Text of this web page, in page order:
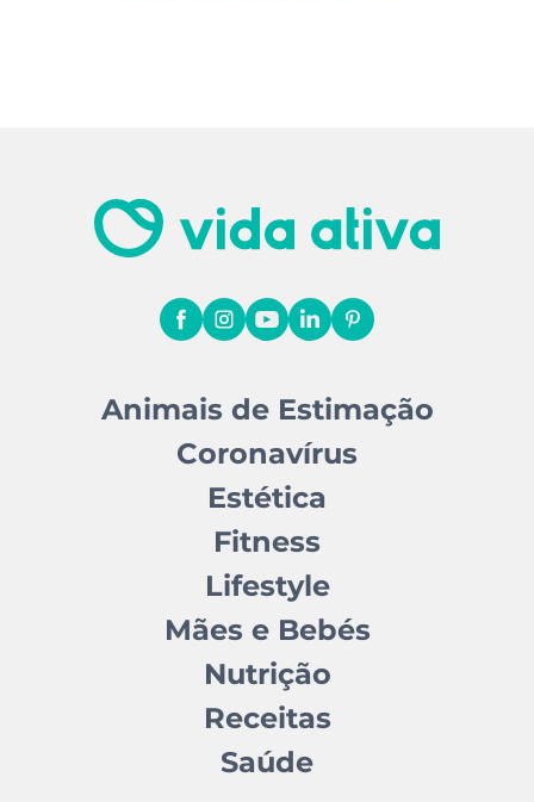
Animais de Estimação
Coronavírus
Estética
Fitness
Lifestyle
Mães e Bebés
Nutrição
Receitas
Saúde